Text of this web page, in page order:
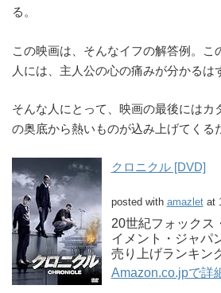
る。
この映画は、そんなイフの解答例。こ
人には、主人公の心の痛みが分かるは
そんな人にとって、映画の最後にはカ
の奥底から熱いものが込み上げてくる
クロニクル [DVD]
posted with amazletat
20世紀フォックス
イメント・ジャパ
売り上げランキン
Amazon.co.jpで詳